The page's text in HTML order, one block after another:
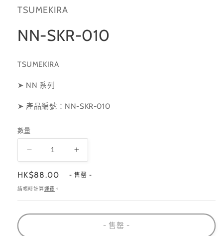
案
TSUMEKIRA
NN-SKR-010
TSUMEKIRA
➤ NN 系列
➤ 產品編號：NN-SKR-010
數量
SKR-
010
數
量
減
NN-
SKR-
010
量
增
定
價
HK$88.00 - 售罄 -
結帳時計算運費 。
- 售罄 -